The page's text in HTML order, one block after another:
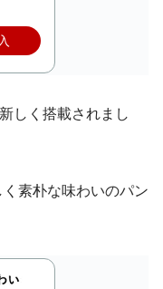
新しく搭載されまし
素朴な味わいのパン